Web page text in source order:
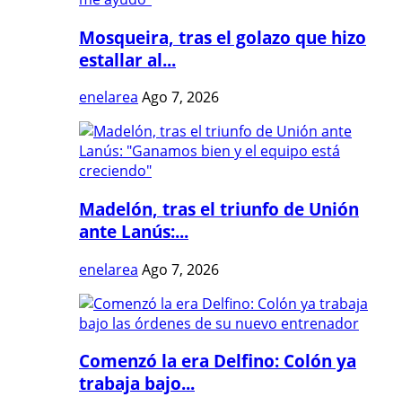
Mosqueira, tras el golazo que hizo
estallar al...
enelarea Ago 7, 2026
Madelón, tras el triunfo de Unión
ante Lanús:...
enelarea Ago 7, 2026
Comenzó la era Delfino: Colón ya
trabaja bajo...